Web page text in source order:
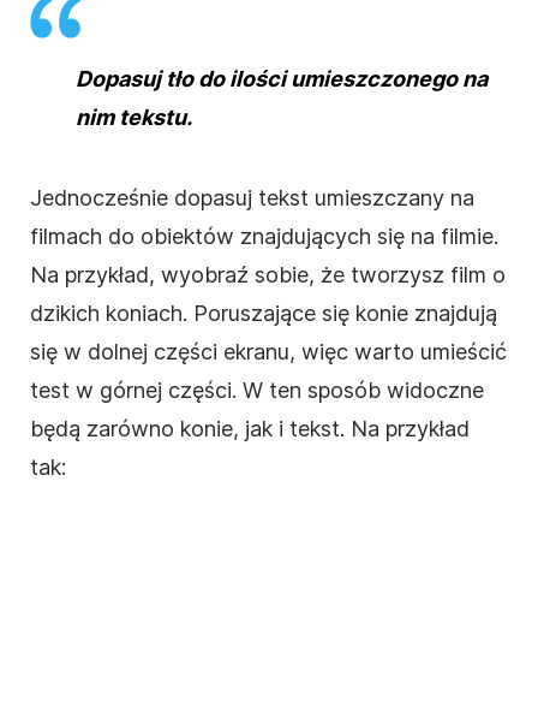
Dopasuj tło do ilości umieszczonego na
nim tekstu.
Jednocześnie dopasuj tekst umieszczany na
filmach do obiektów znajdujących się na filmie.
Na przykład, wyobraź sobie, że tworzysz film o
dzikich koniach. Poruszające się konie znajdują
się w dolnej części ekranu, więc warto umieścić
test w górnej części. W ten sposób widoczne
będą zarówno konie, jak i tekst. Na przykład
tak: